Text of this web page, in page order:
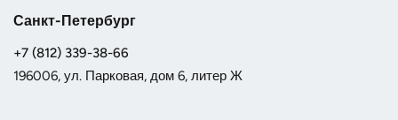
Санкт-Петербург
+7 (812) 339-38-66
196006, ул. Парковая, дом 6, литер Ж